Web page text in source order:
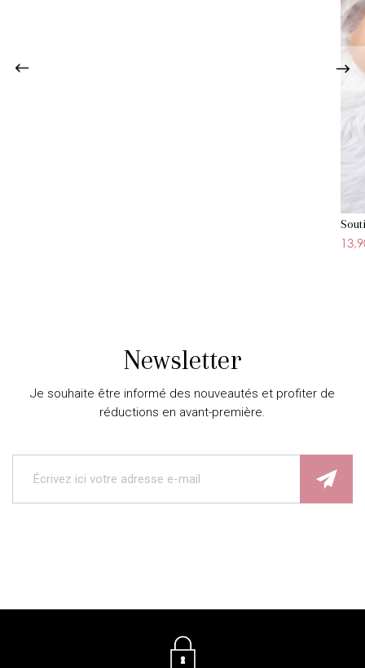
Newsletter
Je souhaite être informé des nouveautés et profiter de
réductions en avant-première.